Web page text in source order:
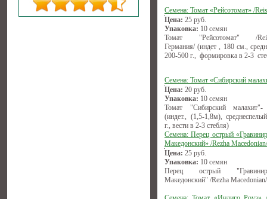
Семена: Томат «Рейсотомат» /
Цена: 25 руб.
Упаковка: 10 семян
Томат "Рейсотомат" /
Германия/ (индет , 180 см.,
200-500 г., формировка в 2-3
Семена: Томат «Сибирский
Цена: 20 руб.
Упаковка: 10 семян
Томат "Сибирский
(индет., (1,5-1,8м),
г., вести в 2-3 стебля)
Семена: Перец острый
Македонский» /Rezha Macedonian/
Цена: 25 руб.
Упаковка: 10 семян
Перец острый
Македонский" /Rezha Macedonian/